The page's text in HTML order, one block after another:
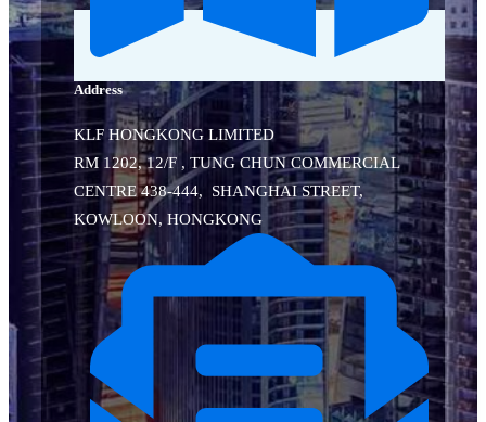
Address
KLF HONGKONG LIMITED
RM 1202, 12/F , TUNG CHUN COMMERCIAL
CENTRE 438-444, SHANGHAI STREET,
KOWLOON, HONGKONG